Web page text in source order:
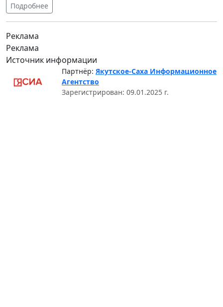
Подробнее
Реклама
Реклама
Источник информации
Партнёр: Якутское-Саха Информационное
Агентство
Зарегистрирован: 09.01.2025 г.